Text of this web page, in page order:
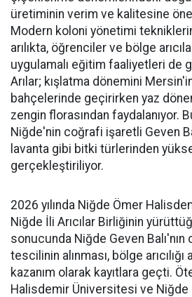
üretiminin verim ve kalitesine
Modern koloni yönetimi
arılıkta, öğrenciler ve bölge
uygulamalı eğitim faaliyetleri de
Arılar; kışlatma dönemini
bahçelerinde geçirirken yaz
zengin florasından faydalanıyor.
Niğde'nin coğrafi işaretli Geven
lavanta gibi bitki türlerinden
gerçekleştiriliyor.
2026 yılında Niğde Ömer
Niğde İli Arıcılar Birliğinin
sonucunda Niğde Geven
tescilinin alınması, bölge
kazanım olarak kayıtlara geçti.
Halisdemir Üniversitesi ve Niğde